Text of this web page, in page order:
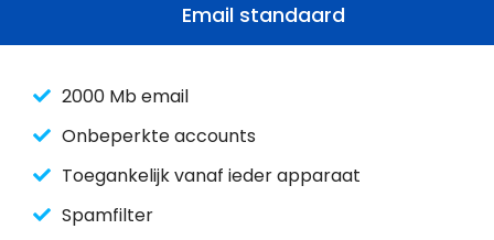
Email standaard
2000 Mb email
Onbeperkte accounts
Toegankelijk vanaf ieder apparaat
Spamfilter